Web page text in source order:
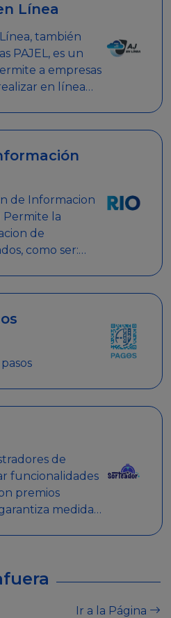
Línea
también
PAJEL, es un
a empresas
en línea
de Informacion
Permite la
de
como ser:
de
funcionalidades
premios
medidas
Ir a la Página